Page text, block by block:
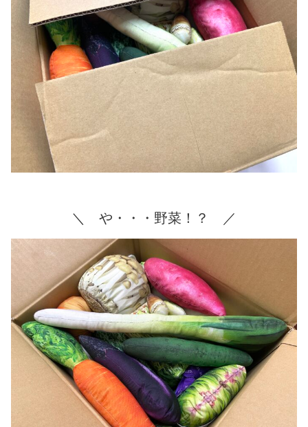
＼ や・・・野菜！？ ／